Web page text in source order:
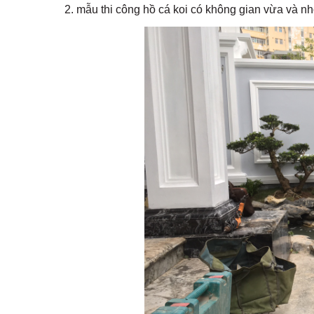
2. mẫu thi công hồ cá koi có không gian vừa và